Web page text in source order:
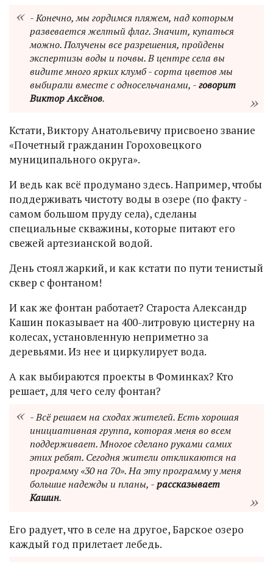
- Конечно, мы гордимся пляжем, над которым
развевается желтый флаг. Значит, купаться
можно. Получены все разрешения, пройдены
экспертизы воды и почвы. В центре села вы
видите много ярких клумб - сорта цветов мы
выбирали вместе с односельчанами, -говорит
Виктор Аксёнов.
Кстати, Виктору Анатольевичу присвоено звание
«Почетный гражданин Гороховецкого
муниципального округа».
И ведь как всё продумано здесь. Например, чтобы
поддерживать чистоту воды в озере (по факту -
самом большом пруду села), сделаны
специальные скважины, которые питают его
свежей артезианской водой.
День стоял жаркий, и как кстати по пути тенистый
сквер с фонтаном!
И как же фонтан работает? Староста Александр
Кашин показывает на 400-литровую цистерну на
колесах, установленную неприметно за
деревьями. Из нее и циркулирует вода.
А как выбираются проекты в Фоминках? Кто
решает, для чего селу фонтан?
- Всё решаем на сходах жителей. Есть хорошая
инициативная группа, которая меня во всем
поддерживает. Многое сделано руками самих
этих ребят. Сегодня жители откликаются на
программу «30 на 70». На эту программу у меня
большие надежды и планы, -рассказывает
Кашин.
Его радует, что в селе на другое, Барское озеро
каждый год прилетает лебедь.